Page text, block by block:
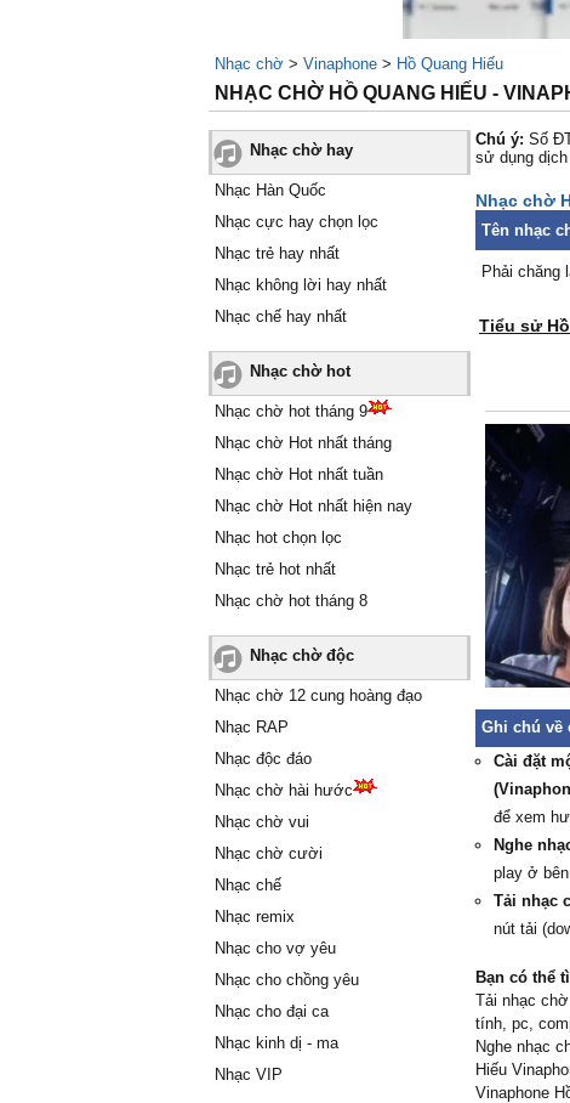
Nhạc chờ > Vinaphone > Hồ Quang Hiếu
NHẠC CHỜ HỒ QUANG HIẾU -
Nhạc chờ hay
Nhạc Hàn Quốc
Nhạc cực hay chọn lọc
Nhạc trẻ hay nhất
Nhạc không lời hay nhất
Nhạc chế hay nhất
Nhạc chờ hot
Nhạc chờ hot tháng 9
Nhạc chờ Hot nhất tháng
Nhạc chờ Hot nhất tuần
Nhạc chờ Hot nhất hiện nay
Nhạc hot chọn lọc
Nhạc trẻ hot nhất
Nhạc chờ hot tháng 8
Nhạc chờ độc
Nhạc chờ 12 cung hoàng đạo
Nhạc RAP
Nhạc độc đáo
Nhạc chờ hài hước
Nhạc chờ vui
Nhạc chờ cười
Nhạc chế
Nhạc remix
Nhạc cho vợ yêu
Nhạc cho chồng yêu
Nhạc cho đại ca
Nhạc kinh dị - ma
Nhạc VIP
Chú ý: Số
sử dụng
Nhạc chờ
Tên nhạc
Phải chăng
Tiểu sử
Ghi chú về
Cài đặt
để xem
Nghe
play ở
Tải nhạc
nút tải
Bạn có thể
Tải nhạc
tính, pc,
Nghe nhạc
Hiếu
Vinaphone